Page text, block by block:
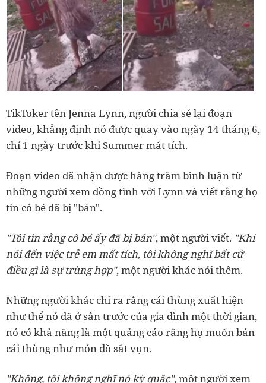
TikToker tên Jenna Lynn, người chia sẻ lại đoạn
video, khẳng định nó được quay vào ngày 14 tháng 6,
chỉ 1 ngày trước khi Summer mất tích.
Đoạn video đã nhận được hàng trăm bình luận từ
những người xem đồng tình với Lynn và viết rằng họ
tin cô bé đã bị "bán".
"Tôi tin rằng cô bé ấy đã bị bán", một người viết. "Khi
nói đến việc trẻ em mất tích, tôi không nghĩ bất cứ
điều gì là sự trùng hợp", một người khác nói thêm.
Những người khác chỉ ra rằng cái thùng xuất hiện
như thể nó đã ở sân trước của gia đình một thời gian,
nó có khả năng là một quảng cáo rằng họ muốn bán
cái thùng như món đồ sắt vụn.
"Không, tôi không nghĩ nó kỳ quặc", một người xem